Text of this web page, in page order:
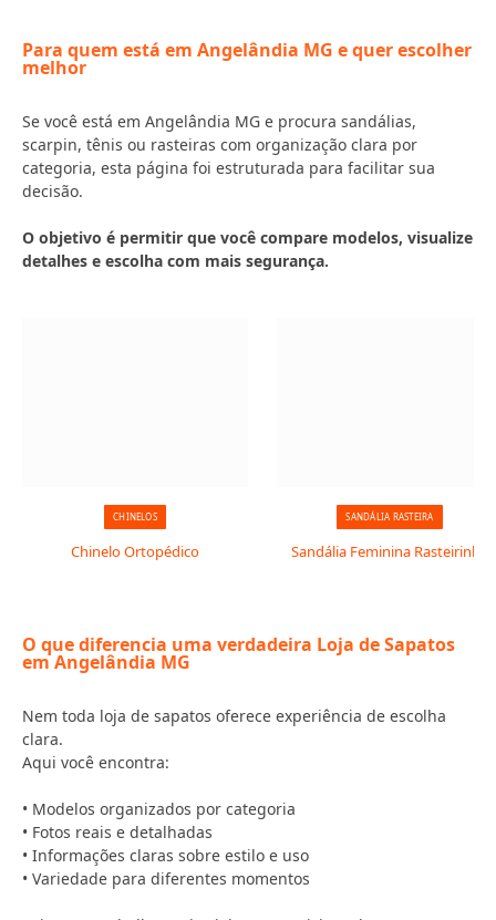
Para quem está em Angelândia MG e quer escolher
melhor
Se você está em Angelândia MG e procura sandálias,
scarpin, tênis ou rasteiras com organização clara por
categoria, esta página foi estruturada para facilitar sua
decisão.
O objetivo é permitir que você compare modelos, visualize
detalhes e escolha com mais segurança.
CHINELOS
Chinelo Ortopédico
SANDÁLIA RASTEIRA
Sandália Feminina Rasteirinha
O que diferencia uma verdadeira Loja de Sapatos
em Angelândia MG
Nem toda loja de sapatos oferece experiência de escolha
clara.
Aqui você encontra:
• Modelos organizados por categoria
• Fotos reais e detalhadas
• Informações claras sobre estilo e uso
• Variedade para diferentes momentos